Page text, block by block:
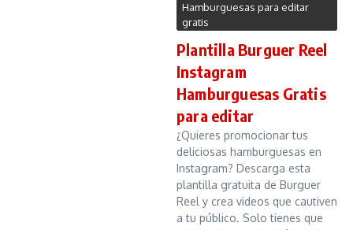
Hamburguesas para editar
gratis
Plantilla Burguer Reel
Instagram
Hamburguesas Gratis
para editar
¿Quieres promocionar tus
deliciosas hamburguesas en
Instagram? Descarga esta
plantilla gratuita de Burguer
Reel y crea videos que cautiven
a tu público. Solo tienes que